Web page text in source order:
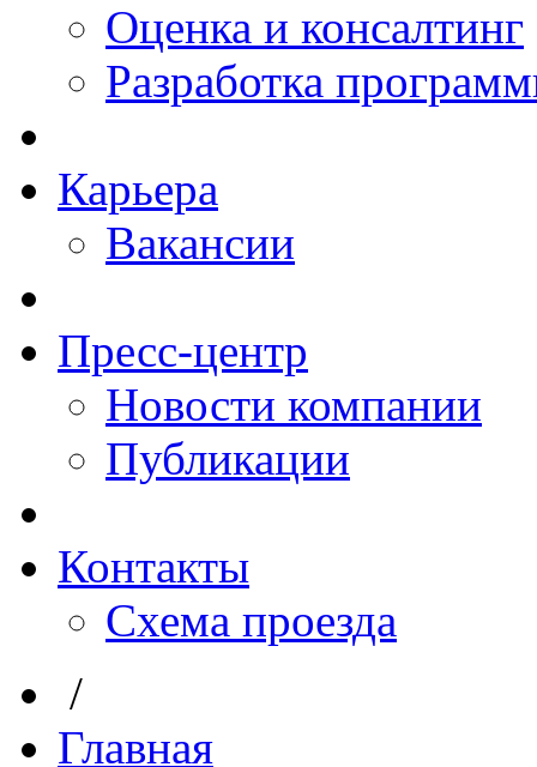
Оценка и консалтинг
Разработка
Карьера
Вакансии
Пресс-центр
Новости компании
Публикации
Контакты
Схема проезда
/
Главная